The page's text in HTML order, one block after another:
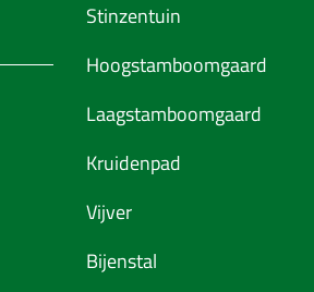
Stinzentuin
Hoogstamboomgaard
Laagstamboomgaard
Kruidenpad
Vijver
Bijenstal